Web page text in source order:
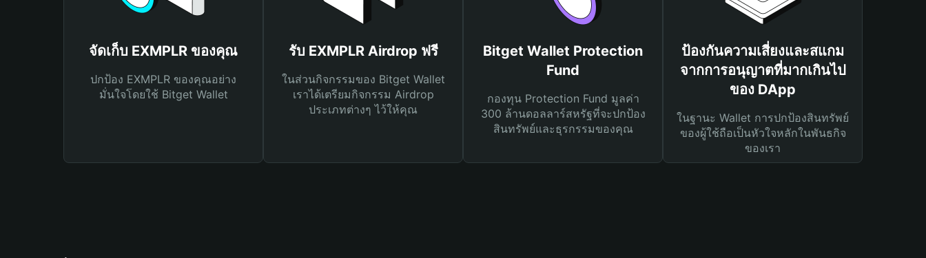
จัดเก็บ EXMPLR ของคุณ
ปกป้อง EXMPLR ของคุณอย่าง
มั่นใจโดยใช้ Bitget Wallet
รับ EXMPLR Airdrop ฟรี
ในส่วนกิจกรรมของ Bitget Wallet
เราได้เตรียมกิจกรรม Airdrop
ประเภทต่างๆ ไว้ให้คุณ
Bitget Wallet Protection
Fund
กองทุน Protection Fund มูลค่า
300 ล้านดอลลาร์สหรัฐที่จะปกป้อง
สินทรัพย์และธุรกรรมของคุณ
ป้องกันความเสี่ยงและสแกม
จากการอนุญาตที่มากเกินไป
ของ DApp
ในฐานะ Wallet การปกป้องสินทรัพย์
ของผู้ใช้ถือเป็นหัวใจหลักในพันธกิจ
ของเรา